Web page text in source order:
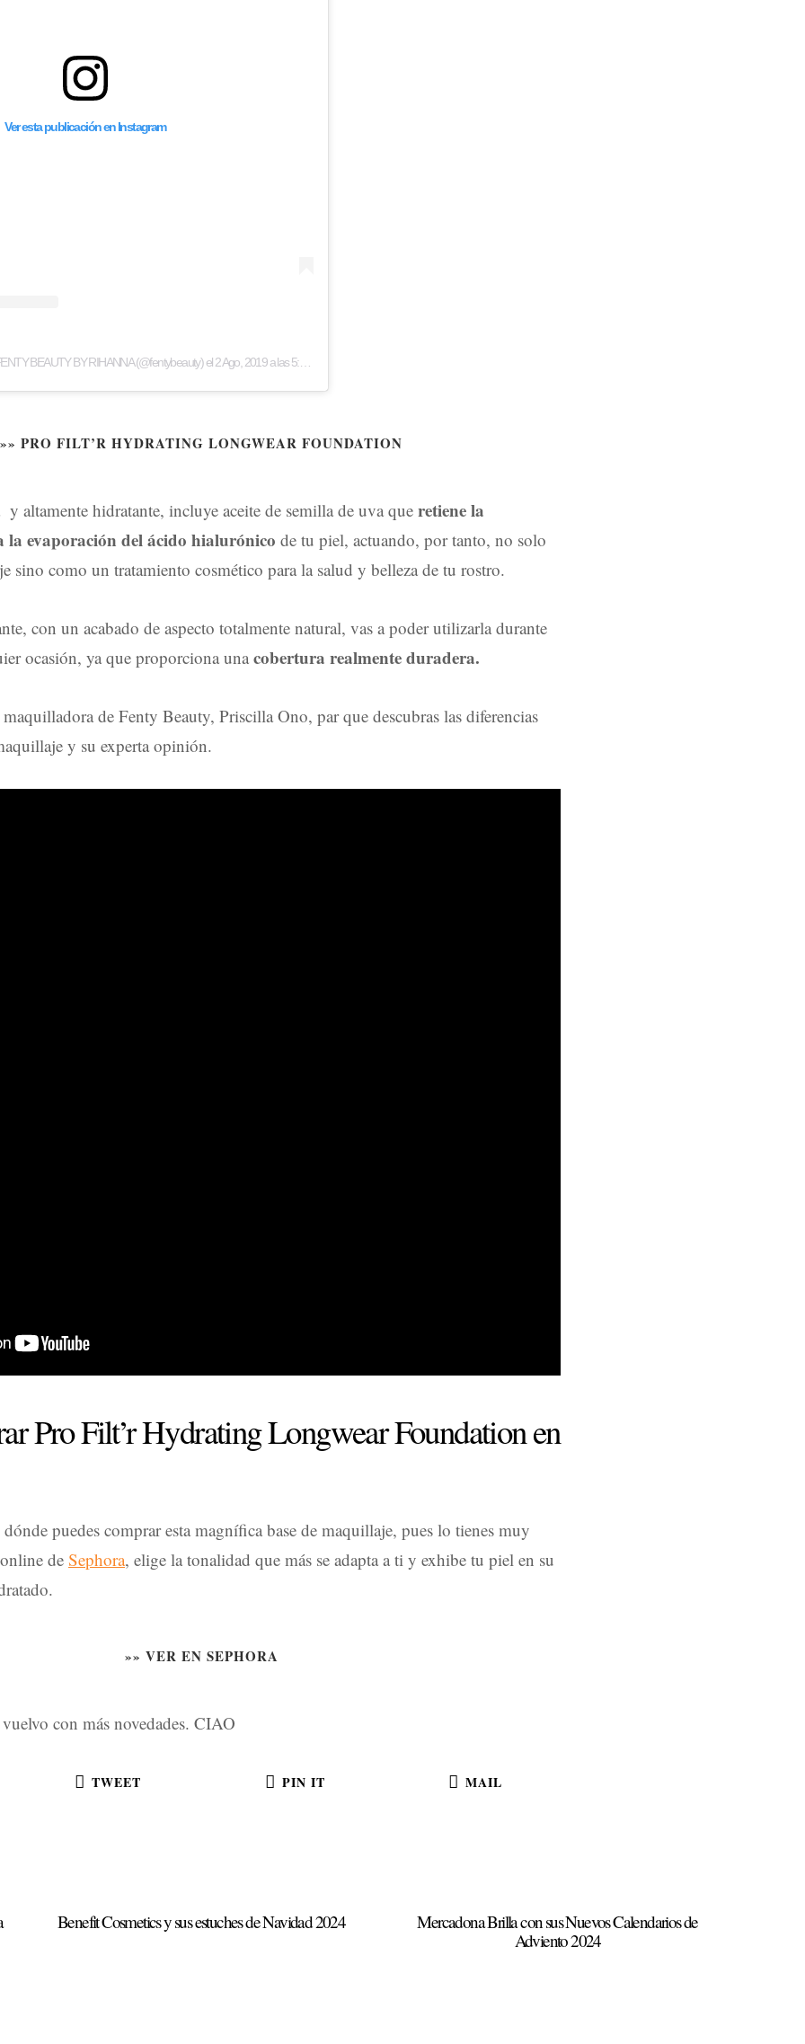
Ver esta publicación en Instagram
BEAUTY BY RIHANNA (@fentybeauty)el2 Ago, 2019 a las 5:13 PDT
»» PRO FILT’R HYDRATING LONGWEAR FOUNDATION
altamente hidratante, incluye aceite de semilla de uva que retiene la
evaporación del ácido hialurónico de tu piel, actuando, por tanto, no solo
sino como un tratamiento cosmético para la salud y belleza de tu rostro.
con un acabado de aspecto totalmente natural, vas a poder utilizarla durante
ocasión, ya que proporciona una cobertura realmente duradera.
de Fenty Beauty, Priscilla Ono, par que descubras las diferencias
y su experta opinión.
Pro Filt’r Hydrating Longwear Foundation en
puedes comprar esta magnífica base de maquillaje, pues lo tienes muy
de Sephora, elige la tonalidad que más se adapta a ti y exhibe tu piel en su
»» VER EN SEPHORA
con más novedades. CIAO
TWEET PIN IT MAIL
Benefit Cosmetics y sus estuches de Navidad 2024
Mercadona Brilla con sus Nuevos Calendarios de
Adviento 2024